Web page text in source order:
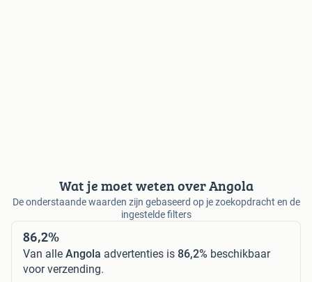
Wat je moet weten over Angola
De onderstaande waarden zijn gebaseerd op je zoekopdracht en de
ingestelde filters
86,2%
Van alle Angola advertenties is 86,2% beschikbaar
voor verzending.